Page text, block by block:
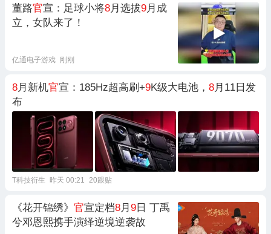
董路官宣：足球小将8月选拔9月成
立，女队来了！
亿通电子游戏 刚刚
8月新机官宣：185Hz超高刷+9K级大电池， 8月11日发
布
T科技衍生 昨天 00:21 20跟贴
《花开锦绣》 官宣定档8月 9 日 丁禹
兮邓恩熙携手演绎逆境逆袭故